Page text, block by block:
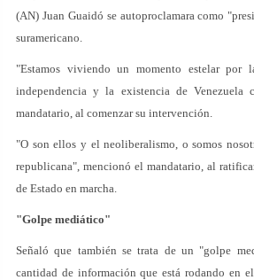
(AN) Juan Guaidó se autoproclamara como
suramericano.
"Estamos viviendo un momento estelar por
independencia y la existencia de Venezuela
mandatario, al comenzar su intervención.
"O son ellos y el neoliberalismo, o somos
republicana", mencionó el mandatario, al
de Estado en marcha.
"Golpe mediático"
Señaló que también se trata de un "golpe
cantidad de información que está rodando en